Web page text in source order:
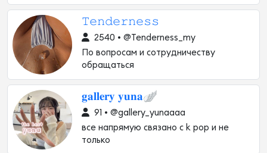
𝚃𝚎𝚗𝚍𝚎𝚛𝚗𝚎𝚜𝚜
2540 • @Tenderness_my
По вопросам и сотрудничеству
обращаться
𝐠𝐚𝐥𝐥𝐞𝐫𝐲 𝐲𝐮𝐧𝐚🪽
91 • @gallery_yunaaaa
все напрямую связано с k pop и не
только